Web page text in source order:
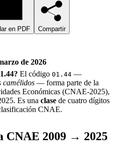
en PDF Compartir
de 2026
El código 01.44 —
camélidos — forma parte de la
Económicas (CNAE-2025),
Es una clase de cuatro dígitos
CNAE.
CNAE 2009 → 2025